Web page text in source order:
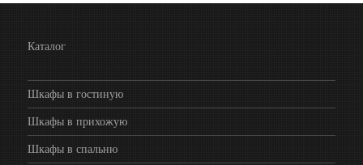
Каталог
Шкафы в гостиную
Шкафы в прихожую
Шкафы в спальню